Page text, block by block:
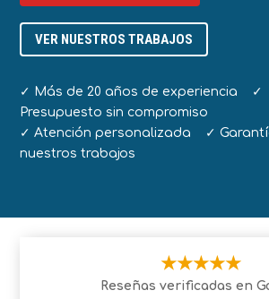
VER NUESTROS TRABAJOS
✓ Más de 20 años de experiencia ✓
Presupuesto sin compromiso
✓ Atención personalizada ✓
nuestros trabajos
★★★★★
Reseñas verificadas en